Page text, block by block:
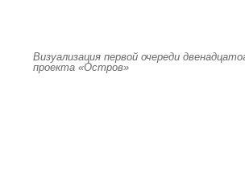
Визуализация первой очереди
проекта «Остров»